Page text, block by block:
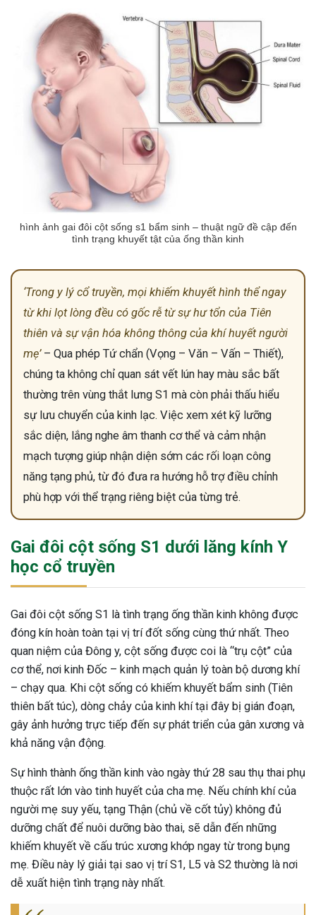
Sau Sinh Có Tự Khỏi
Thông Tin Cần Biết
sau sinh là tình trạng viêm da
phổ biến, khiến đôi bàn tay,
của chị em trở nên khô...
hình ảnh gai đôi cột sống s1 bẩm sinh – thuật ngữ đề cập đến
tình trạng khuyết tật của ống thần kinh
‘Trong y lý cổ truyền, mọi khiếm khuyết hình thể ngay
từ khi lọt lòng đều có gốc rễ từ sự hư tổn của Tiên
thiên và sự vận hóa không thông của khí huyết người
mẹ’– Qua phép Tứ chẩn (Vọng – Văn – Vấn – Thiết),
chúng ta không chỉ quan sát vết lún hay màu sắc bất
thường trên vùng thắt lưng S1 mà còn phải thấu hiểu
sự lưu chuyển của kinh lạc. Việc xem xét kỹ lưỡng
sắc diện, lắng nghe âm thanh cơ thể và cảm nhận
mạch tượng giúp nhận diện sớm các rối loạn công
năng tạng phủ, từ đó đưa ra hướng hỗ trợ điều chỉnh
phù hợp với thể trạng riêng biệt của từng trẻ.
Gai đôi cột sống S1 dưới lăng kính Y
học cổ truyền
Gai đôi cột sống S1 là tình trạng ống thần kinh không được
đóng kín hoàn toàn tại vị trí đốt sống cùng thứ nhất. Theo
quan niệm của Đông y, cột sống được coi là “trụ cột” của
cơ thể, nơi kinh Đốc – kinh mạch quản lý toàn bộ dương khí
– chạy qua. Khi cột sống có khiếm khuyết bẩm sinh (Tiên
thiên bất túc), dòng chảy của kinh khí tại đây bị gián đoạn,
gây ảnh hưởng trực tiếp đến sự phát triển của gân xương và
khả năng vận động.
Sự hình thành ống thần kinh vào ngày thứ 28 sau thụ thai phụ
thuộc rất lớn vào tinh huyết của cha mẹ. Nếu chính khí của
người mẹ suy yếu, tạng Thận (chủ về cốt tủy) không đủ
dưỡng chất để nuôi dưỡng bào thai, sẽ dẫn đến những
khiếm khuyết về cấu trúc xương khớp ngay từ trong bụng
mẹ. Điều này lý giải tại sao vị trí S1, L5 và S2 thường là nơi
dễ xuất hiện tình trạng này nhất.